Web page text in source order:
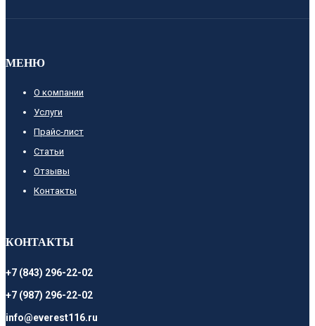
МЕНЮ
О компании
Услуги
Прайс-лист
Cтатьи
Отзывы
Контакты
КОНТАКТЫ
+7 (843) 296-22-02
+7 (987) 296-22-02
info@everest116.ru